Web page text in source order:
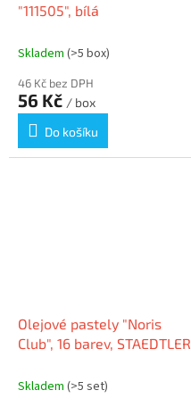
"111505", bílá
Skladem (>5 box)
46 Kč bez DPH
56 Kč / box
Do košíku
Olejové pastely "Noris
Club", 16 barev, STAEDTLER
Skladem (>5 set)